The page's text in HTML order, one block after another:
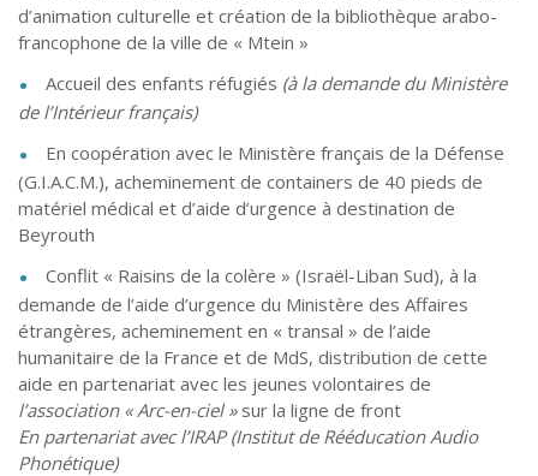
d’animation culturelle et création de la bibliothèque arabo-
francophone de la ville de « Mtein »
Accueil des enfants réfugiés (à la demande du Ministère
de l’Intérieur français)
En coopération avec le Ministère français de la Défense
(G.I.A.C.M.), acheminement de containers de 40 pieds de
matériel médical et d’aide d’urgence à destination de
Beyrouth
Conflit « Raisins de la colère » (Israël-Liban Sud), à la
demande de l’aide d’urgence du Ministère des Affaires
étrangères, acheminement en « transal » de l’aide
humanitaire de la France et de MdS, distribution de cette
aide en partenariat avec les jeunes volontaires de
l’association « Arc-en-ciel »sur la ligne de front
En partenariat avec l’IRAP (Institut de Rééducation Audio
Phonétique)